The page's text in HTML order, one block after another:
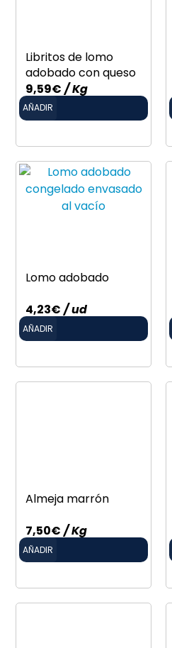
Libritos de lomo
adobado con queso
9,59€/ Kg
AÑADIR
Lomo adobado
4,23€/ ud
AÑADIR
Almeja marrón
7,50€/ Kg
AÑADIR